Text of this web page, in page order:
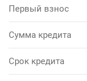
Первый взнос
Сумма кредита
Срок кредита